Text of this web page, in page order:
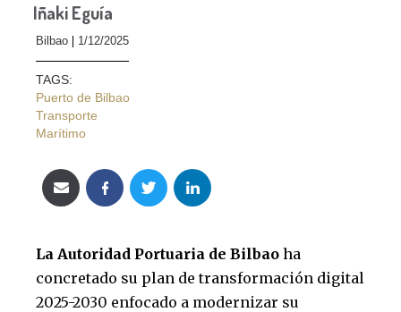
Iñaki Eguía
Bilbao 1/12/2025
TAGS:
Puerto de Bilbao
Transporte
Marítimo
La Autoridad Portuaria de Bilbao ha
concretado su plan de transformación digital
2025-2030 enfocado a modernizar su